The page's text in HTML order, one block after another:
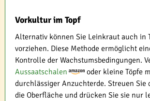
Vorkultur im Topf
Alternativ können Sie Leinkraut auch in
vorziehen. Diese Methode ermöglicht
Kontrolle der Wachstumsbedingungen.
Aussaatschalen
oder kleine Töpfe
durchlässiger Anzuchterde. Streuen Sie
die Oberfläche und drücken Sie sie nur